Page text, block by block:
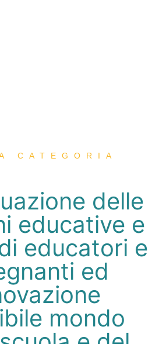
CATEGORIA
delle
educative e
educatori e
ed
mondo